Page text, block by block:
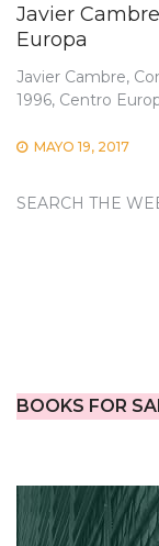
Javier
Europa
Javier Cambre,
1996, Centro
MAYO 19, 2017
SEARCH THE
BOOKS FOR